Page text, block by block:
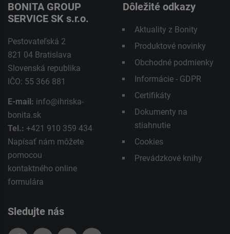
BONITA GROUP
SERVICE SK s.r.o.
Pestovateľská 2
821 04 Bratislava
Slovenská republika
IČO: 55 366 881
E-mail: info@ihriska-
bonita.sk
Tel.: +421 910 359 434
Napísať nám môžete
pomocou
kontaktného online
formulára
Dôležité odkazy
Aktuality z Bonity
Produktové novinky
Obchodné podmienky
Informácie - GDPR
Certifikáty
Dokumenty na
stiahnutie
Cookies
Prevádzkové knihy
Sledujte nás